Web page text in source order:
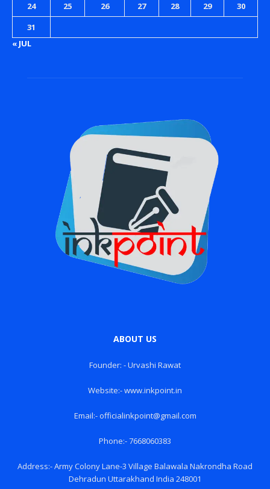
24
25 26 27 28 29
30
31
« JUL
ABOUT US
Founder: - Urvashi Rawat
Website:- www.inkpoint.in
Email:- officialinkpoint@gmail.com
Phone:- 7668060383
Address:- Army Colony Lane-3 Village Balawala Nakrondha Road
Dehradun Uttarakhand India 248001